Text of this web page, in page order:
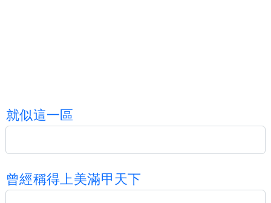
就似這一區
曾經稱得上美滿甲 天下